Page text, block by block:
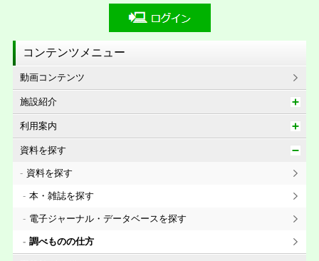
コンテンツメニュー
動画コンテンツ
施設紹介
利用案内
資料を探す
資料を探す
本・雑誌を探す
電子ジャーナル・データベースを探す
調べものの仕方